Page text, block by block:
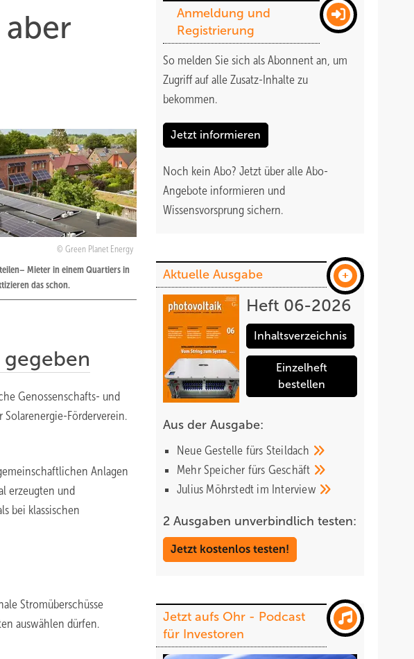
Green Planet Energy
Mieter in einem Quartiers in
das schon.
Genossenschafts- und
Solarenergie-Förderverein.
Anlagen
erzeugten und
bei klassischen
Stromüberschüsse
auswählen dürfen.
Anmeldung und
Registrierung
So melden Sie sich als Abonnent an, um
Zugriff auf alle Zusatz-Inhalte zu
bekommen.
Jetzt informieren
Noch kein Abo? Jetzt über alle Abo-
Angebote informieren und
Wissensvorsprung sichern.
Aktuelle Ausgabe
Heft 06-2026
Inhaltsverzeichnis
Einzelheft
bestellen
Aus der Ausgabe:
Neue Gestelle fürs Steildach
Mehr Speicher fürs Geschäft
Julius Möhrstedt im Interview
2 Ausgaben unverbindlich testen:
Jetzt kostenlos testen!
Jetzt aufs Ohr - Podcast
für Investoren